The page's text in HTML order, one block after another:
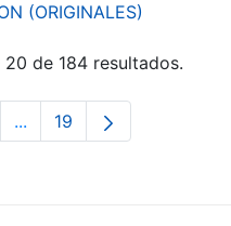
(ORIGINALES)
de 184 resultados.
...Páginas intermedias Use
Página
19